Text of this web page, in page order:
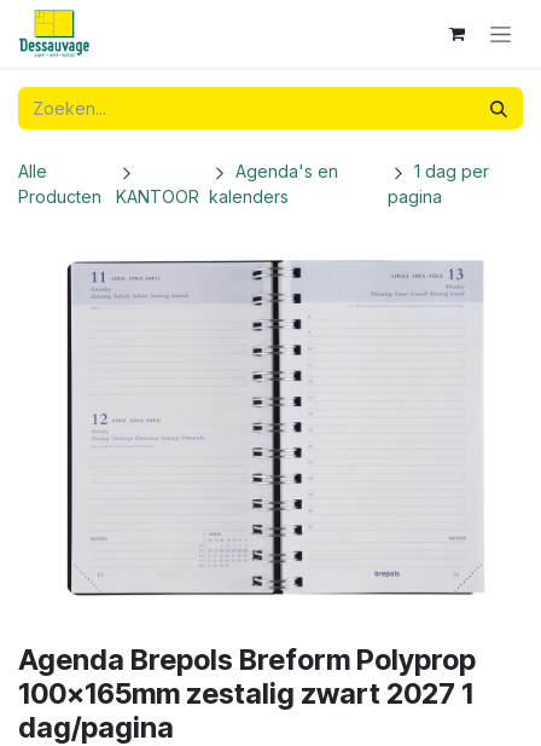
Overslaan naar inhoud
Alle
Producten
KANTOOR
Agenda's en
kalenders
1 dag per
pagina
Agenda Brepols Breform Polyprop
100x165mm zestalig zwart 2027 1
dag/pagina